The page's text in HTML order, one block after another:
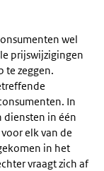
wel
prijswijzigingen
te zeggen.
In
diensten in één
elk van de
in het
vraagt zich af